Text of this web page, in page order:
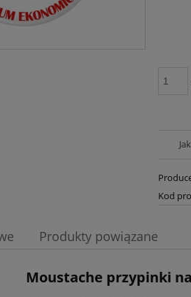
Kod
Produkty powiązane
Moustache przypinki